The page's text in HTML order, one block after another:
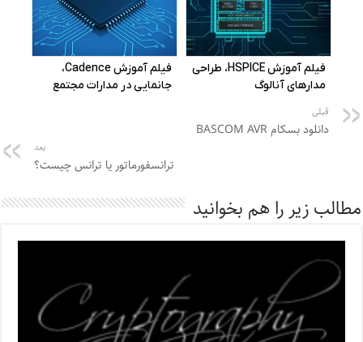
قبلی
دانلود بسکام BASCOM AVR
بعد
ترانسفورماتور یا ترانس چیست؟
مطالب زیر را هم بخوانید